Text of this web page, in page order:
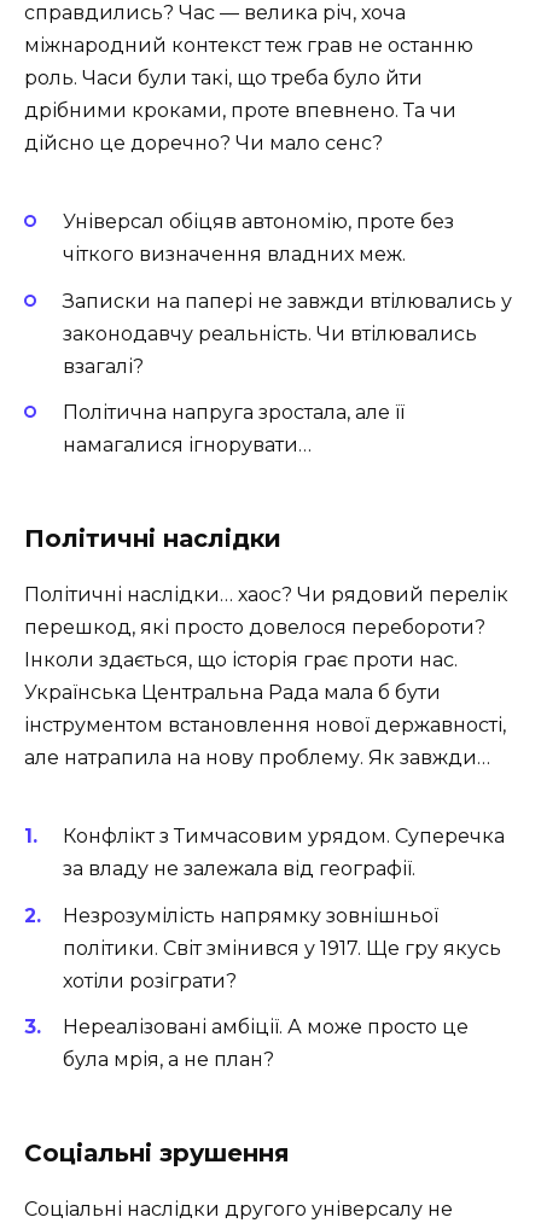
справдились? Час — велика річ, хоча
міжнародний контекст теж грав не останню
роль. Часи були такі, що треба було йти
дрібними кроками, проте впевнено. Та чи
дійсно це доречно? Чи мало сенс?
Універсал обіцяв автономію, проте без
чіткого визначення владних меж.
Записки на папері не завжди втілювались у
законодавчу реальність. Чи втілювались
взагалі?
Політична напруга зростала, але її
намагалися ігнорувати…
Політичні наслідки
Політичні наслідки… хаос? Чи рядовий перелік
перешкод, які просто довелося перебороти?
Інколи здається, що історія грає проти нас.
Українська Центральна Рада мала б бути
інструментом встановлення нової державності,
але натрапила на нову проблему. Як завжди…
Конфлікт з Тимчасовим урядом. Суперечка
за владу не залежала від географії.
Незрозумілість напрямку зовнішньої
політики. Світ змінився у 1917. Ще гру якусь
хотіли розіграти?
Нереалізовані амбіції. А може просто це
була мрія, а не план?
Соціальні зрушення
Соціальні наслідки другого універсалу не